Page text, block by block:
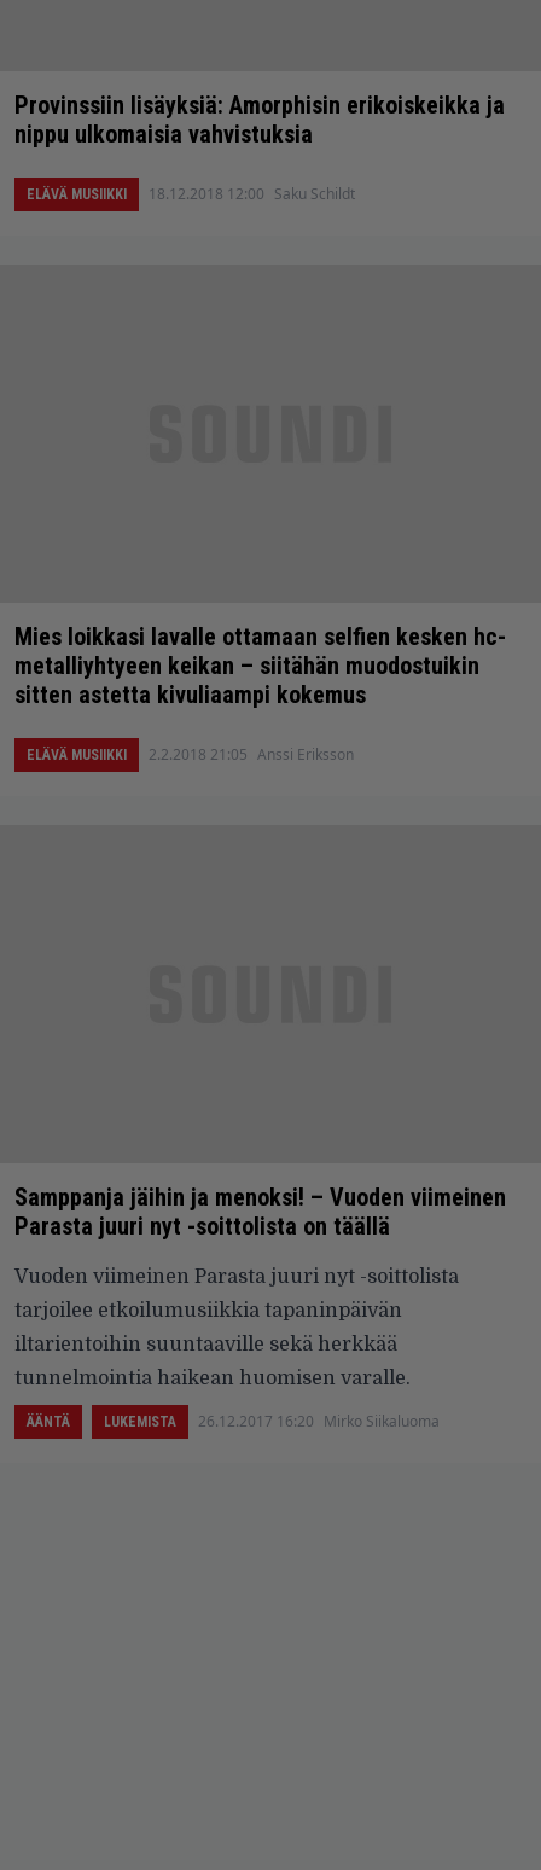
Provinssiin lisäyksiä: Amorphisin erikoiskeikka ja
nippu ulkomaisia vahvistuksia
ELÄVÄ MUSIIKKI 18.12.2018 12:00 Saku Schildt
Mies loikkasi lavalle ottamaan selfien kesken hc-
metalliyhtyeen keikan – siitähän muodostuikin
sitten astetta kivuliaampi kokemus
ELÄVÄ MUSIIKKI 2.2.2018 21:05 Anssi Eriksson
Samppanja jäihin ja menoksi! – Vuoden viimeinen
Parasta juuri nyt -soittolista on täällä
Vuoden viimeinen Parasta juuri nyt -soittolista
tarjoilee etkoilumusiikkia tapaninpäivän
iltarientoihin suuntaaville sekä herkkää
tunnelmointia haikean huomisen varalle.
ÄÄNTÄ LUKEMISTA 26.12.2017 16:20 Mirko Siikaluoma